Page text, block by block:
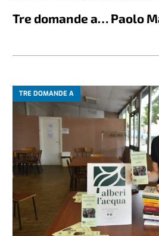
Tre domande a… Paolo
TRE DOMANDE A